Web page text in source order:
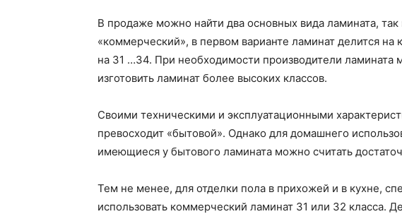
В продаже можно найти два основных вида ламината,
«коммерческий», в первом варианте ламинат делится
на 31 …34. При необходимости производители ламината
изготовить ламинат более высоких классов.
Своими техническими и эксплуатационными
превосходит «бытовой». Однако для домашнего
имеющиеся у бытового ламината можно считать
Тем не менее, для отделки пола в прихожей и в кухне,
использовать коммерческий ламинат 31 или 32 класса.